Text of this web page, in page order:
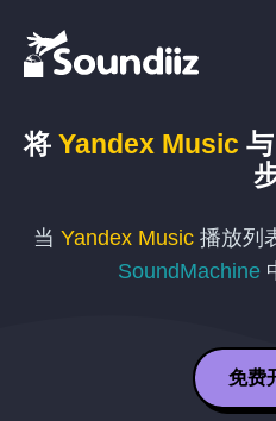
将 Yandex Music 与
当 Yandex Music 播放列
SoundMachine
免费